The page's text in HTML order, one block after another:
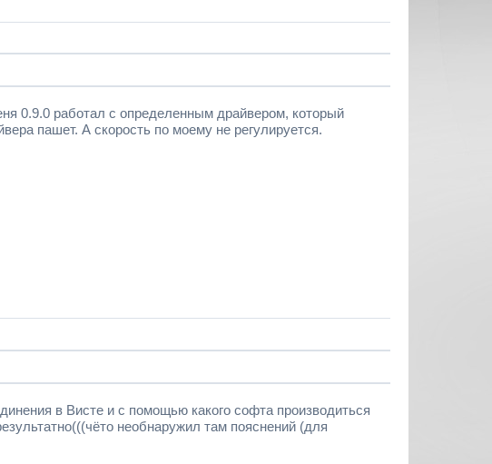
0.9.0 работал с определенным драйвером, который
пашет. А скорость по моему не регулируется.
в Висте и с помощью какого софта производиться
необнаружил там пояснений (для